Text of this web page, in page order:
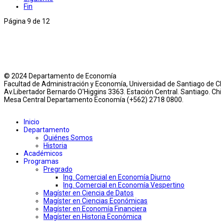
Fin
Página 9 de 12
© 2024 Departamento de Economía
Facultad de Administración y Economía, Universidad de Santiago de
Av.Libertador Bernardo O'Higgins 3363. Estación Central. Santiago.
Mesa Central Departamento Economía (+562) 2718 0800.
Inicio
Departamento
Quiénes Somos
Historia
Académicos
Programas
Pregrado
Ing. Comercial en Economía Diurno
Ing. Comercial en Economía Vespertino
Magíster en Ciencia de Datos
Magíster en Ciencias Económicas
Magíster en Economía Financiera
Magíster en Historia Económica